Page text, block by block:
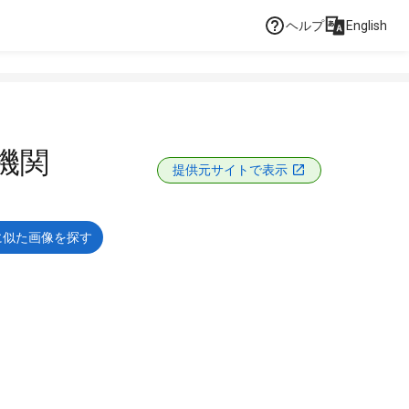
ヘルプ English
関 提供元サイトで表示
た画像を探す